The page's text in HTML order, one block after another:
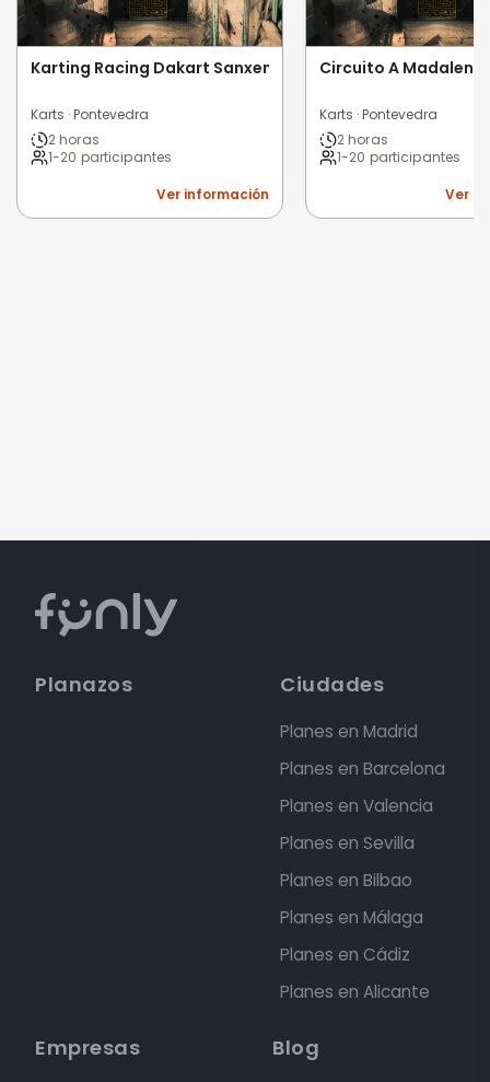
Karting Racing Dakart Sanxenxo
Karts · Pontevedra
2 horas
1-20 participantes
Ver información
Circuito A Madalena
Karts · Pontevedra
2 horas
1-20 participantes
Ver
Planazos Ciudades
Planes en Madrid
Planes en Barcelona
Planes en Valencia
Planes en Sevilla
Planes en Bilbao
Planes en Málaga
Planes en Cádiz
Planes en Alicante
Empresas Blog